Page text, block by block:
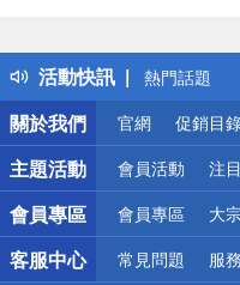
活動快訊
得獎公告
熱門話題
銀行優惠
偏遠地區配
詐騙網頁！
關於我們
官網 促銷目
主題活動 會員活動 注
會員專區 會員專區 大
客服中心 常見問題 服